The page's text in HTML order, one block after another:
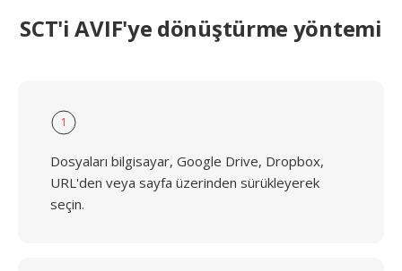
SCT'i AVIF'ye dönüştürme yöntemi
1
Dosyaları bilgisayar, Google Drive, Dropbox,
URL'den veya sayfa üzerinden sürükleyerek
seçin.